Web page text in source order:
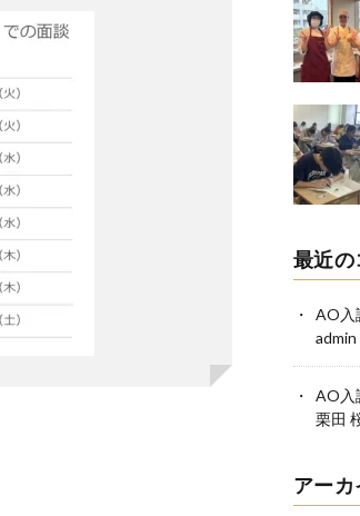
最近の
AO入
admin
AO入
栗田
アーカ